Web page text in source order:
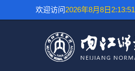
欢迎访问2026年8月8日2:13:52